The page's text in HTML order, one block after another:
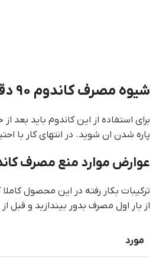
شیوه مصرف کاندوم 90 دقیقه دیلی کدکس
برای استفاده از این کاندوم باید بعد
پاره شدن ان شوید. در انتهای کار با
عوارض موارد منع مصرف کاندوم 90 دقیقه
ترکیبات بکار رفته در این محصول
از بار اول مصرف بدور بیندازید و
مورد